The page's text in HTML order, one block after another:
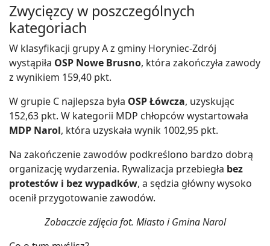
Zwycięzcy w poszczególnych
kategoriach
W klasyfikacji grupy A z gminy Horyniec-Zdrój
wystąpiła OSP Nowe Brusno, która zakończyła zawody
z wynikiem 159,40 pkt.
W grupie C najlepsza była OSP Łówcza, uzyskując
152,63 pkt. W kategorii MDP chłopców wystartowała
MDP Narol, która uzyskała wynik 1002,95 pkt.
Na zakończenie zawodów podkreślono bardzo dobrą
organizację wydarzenia. Rywalizacja przebiegła bez
protestów i bez wypadków, a sędzia główny wysoko
ocenił przygotowanie zawodów.
Zobaczcie zdjęcia fot. Miasto i Gmina Narol